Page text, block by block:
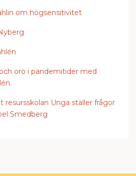
om högsensitivitet
oro i pandemitider med
Unga ställer frågor
Smedberg